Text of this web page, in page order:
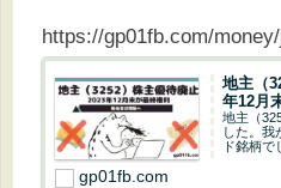
https://gp01fb.com/
地主（
年12月
地主（
した。我
ド銘柄で
さい。
gp01fb.com